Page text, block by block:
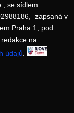
se sídlem
zapsaná v
Praha 1, pod
na
údajů.